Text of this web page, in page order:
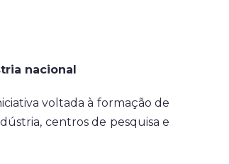
nacional
voltada à formação de
centros de pesquisa e